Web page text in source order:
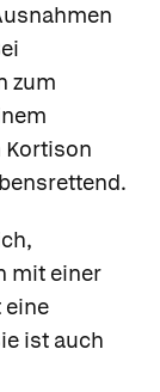
zum
Kortison
mit einer
eine
ist auch